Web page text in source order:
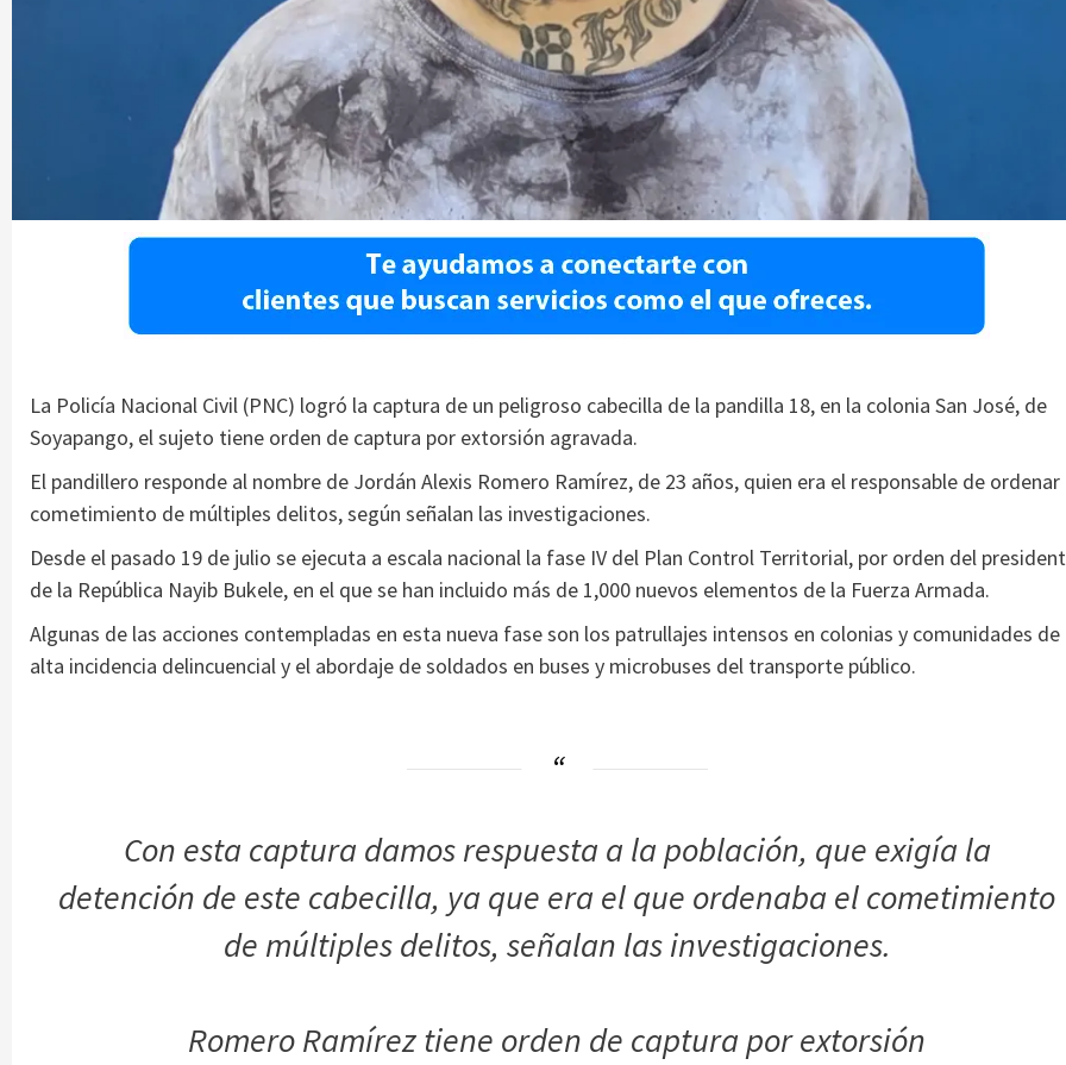
La Policía Nacional Civil (PNC) logró la captura de un peligroso cabecilla de la pandilla 18, en la colonia San José, de
Soyapango, el sujeto tiene orden de captura por extorsión agravada.
El pandillero responde al nombre de Jordán Alexis Romero Ramírez, de 23 años, quien era el responsable de ordenar
cometimiento de múltiples delitos, según señalan las investigaciones.
Desde el pasado 19 de julio se ejecuta a escala nacional la fase IV del Plan Control Territorial, por orden del
de la República Nayib Bukele, en el que se han incluido más de 1,000 nuevos elementos de la Fuerza Armada.
Algunas de las acciones contempladas en esta nueva fase son los patrullajes intensos en colonias y comunidades de
alta incidencia delincuencial y el abordaje de soldados en buses y microbuses del transporte público.
Con esta captura damos respuesta a la población, que exigía la
detención de este cabecilla, ya que era el que ordenaba el cometimiento
de múltiples delitos, señalan las investigaciones.
Romero Ramírez tiene orden de captura por extorsión